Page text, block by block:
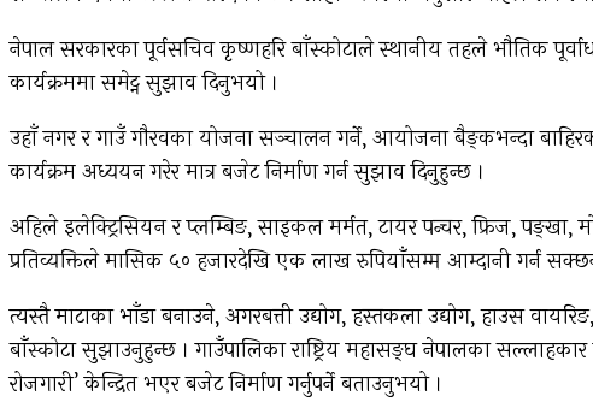
नेपाल सरकारका पूर्वसचिव कृष्णहरि बाँस्कोटाले स्थानीय तहले भौतिक
कार्यक्रममा समेट्न सुझाव दिनुभयो ।
उहाँ नगर र गाउँ गौरवका योजना सञ्चालन गर्ने, आयोजना बैङ्कभन्दा
कार्यक्रम अध्ययन गरेर मात्र बजेट निर्माण गर्न सुझाव दिनुहुन्छ ।
अहिले इलेक्ट्रिसियन र प्लम्बिङ, साइकल मर्मत, टायर पन्चर, फ्रिज, पङ्खा,
प्रतिव्यक्तिले मासिक ५० हजारदेखि एक लाख रुपियाँसम्म आम्दानी गर्न
त्यस्तै माटाका भाँडा बनाउने, अगरबत्ती उद्योग, हस्तकला उद्योग, हाउस
बाँस्कोटा सुझाउनुहुन्छ । गाउँपालिका राष्ट्रिय महासङ्घ नेपालका
रोजगारी’ केन्द्रित भएर बजेट निर्माण गर्नुपर्ने बताउनुभयो ।